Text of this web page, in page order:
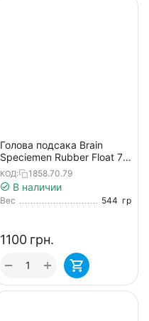
Голова подсака Brain
Speciemen Rubber Float 70
65x70x45cm
КОД: 1858.70.79
В наличии
Вес 544 гр
‍1100‍ грн.
+
−